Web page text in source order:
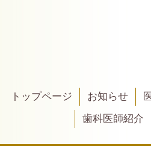
トップページ お知らせ
歯科医師紹介